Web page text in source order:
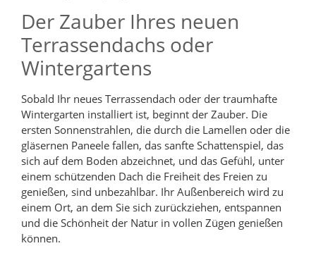
Der Zauber Ihres neuen
Terrassendachs oder
Wintergartens
Sobald Ihr neues Terrassendach oder der traumhafte
Wintergarten installiert ist, beginnt der Zauber. Die
ersten Sonnenstrahlen, die durch die Lamellen oder die
gläsernen Paneele fallen, das sanfte Schattenspiel, das
sich auf dem Boden abzeichnet, und das Gefühl, unter
einem schützenden Dach die Freiheit des Freien zu
genießen, sind unbezahlbar. Ihr Außenbereich wird zu
einem Ort, an dem Sie sich zurückziehen, entspannen
und die Schönheit der Natur in vollen Zügen genießen
können.